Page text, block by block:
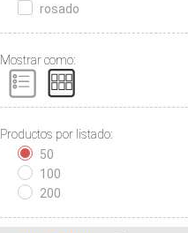
rosado
Mostrar como:
Productos por listado:
50
100
200